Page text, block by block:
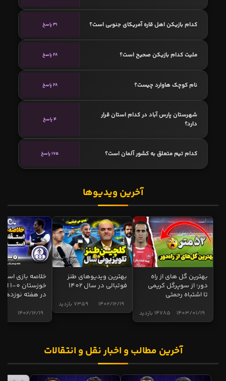
کدام بازیکن اهل قاره آمریکای جنوبی است؟ 31 پاسخ
ملیت کدام بازیکن صحیح است؟ 28 پاسخ
نام کوچک هاوارد چیست؟ 28 پاسخ
شهرستان پارس آباد در کدام استان قرار
دارد؟
4 پاسخ
کدام تیم متعلق به کشور آلمان است؟ 175 پاسخ
آخرین ویدیوها
بهترین گل های از راه
دور؛ از سوپرگل کریمی
تا اشتباه رحمتی
14785 بازدید 1403/01/19
بهترین ویدیوهای طنز
فوتبالی در سال 1402
7359 بازدید 1402/12/19
خلاصه بازی
در هفته نوزدهم
1402/12/19
آخرین مطالب و اخبار نقل و انتقالات